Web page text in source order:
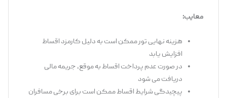
معایب:
هزینه نهایی تور ممکن است به دلیل کارمزد اقساط
افزایش یابد
در صورت عدم پرداخت اقساط به موقع، جریمه مالی
دریافت می ‌شود
پیچیدگی شرایط اقساط ممکن است برای برخی مسافران